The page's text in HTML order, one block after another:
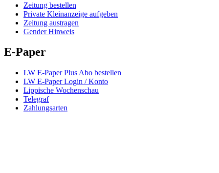
Zeitung bestellen
Private Kleinanzeige aufgeben
Zeitung austragen
Gender Hinweis
E-Paper
LW E-Paper Plus Abo bestellen
LW E-Paper Login / Konto
Lippische Wochenschau
Telegraf
Zahlungsarten